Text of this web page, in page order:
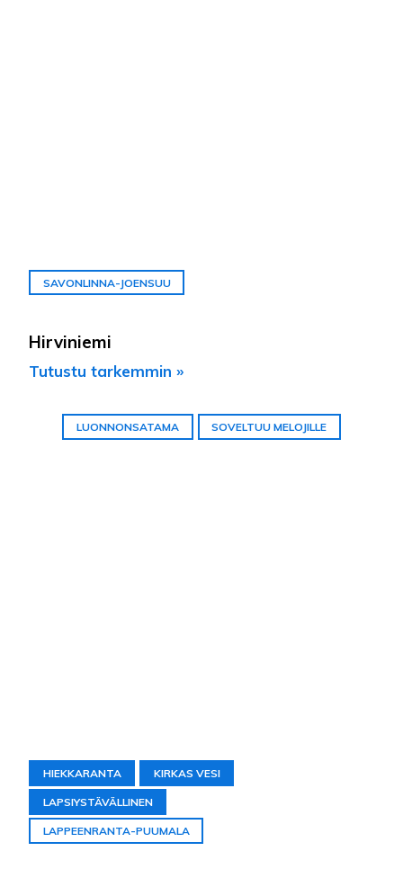
SAVONLINNA-JOENSUU
Hirviniemi
Tutustu tarkemmin »
LUONNONSATAMA SOVELTUU MELOJILLE
HIEKKARANTA KIRKAS VESI
LAPSIYSTÄVÄLLINEN
LAPPEENRANTA-PUUMALA